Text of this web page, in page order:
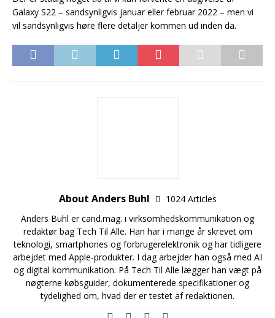
Galaxy S22 – sandsynligvis januar eller februar 2022 – men vi
vil sandsynligvis høre flere detaljer kommen ud inden da.
About Anders Buhl
1024 Articles
Anders Buhl er cand.mag. i virksomhedskommunikation og
redaktør bag Tech Til Alle. Han har i mange år skrevet om
teknologi, smartphones og forbrugerelektronik og har tidligere
arbejdet med Apple-produkter. I dag arbejder han også med AI
og digital kommunikation. På Tech Til Alle lægger han vægt på
nøgterne købsguider, dokumenterede specifikationer og
tydelighed om, hvad der er testet af redaktionen.